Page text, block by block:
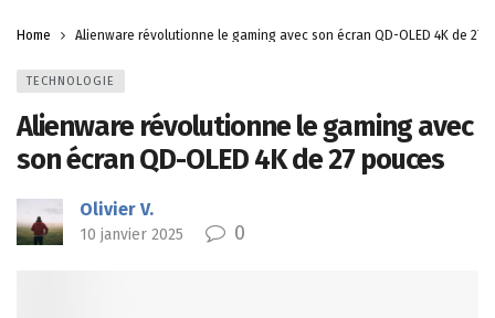
Home Alienware révolutionne le gaming avec son écran QD-OLED 4K de 27
TECHNOLOGIE
Alienware révolutionne le gaming avec
son écran QD-OLED 4K de 27 pouces
Olivier V.
10 janvier 2025 0